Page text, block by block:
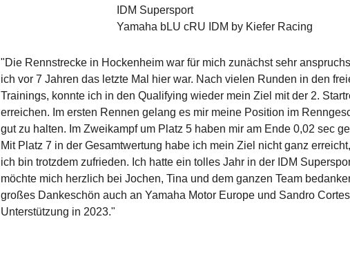
IDM Supersport
Yamaha bLU cRU IDM by Kiefer Racing
"Die Rennstrecke in Hockenheim war für mich zunächst sehr
ich vor 7 Jahren das letzte Mal hier war. Nach vielen Runden in den
Trainings, konnte ich in den Qualifying wieder mein Ziel mit der 2.
erreichen. Im ersten Rennen gelang es mir meine Position im
gut zu halten. Im Zweikampf um Platz 5 haben mir am Ende 0,02 sec
Mit Platz 7 in der Gesamtwertung habe ich mein Ziel nicht ganz
ich bin trotzdem zufrieden. Ich hatte ein tolles Jahr in der IDM
möchte mich herzlich bei Jochen, Tina und dem ganzen Team
großes Dankeschön auch an Yamaha Motor Europe und Sandro
Unterstützung in 2023."